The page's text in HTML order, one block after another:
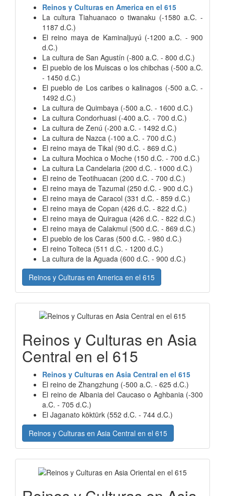
Reinos y Culturas en America en el 615
La cultura Tiahuanaco o tiwanaku (-1580 a.C. -
1187 d.C.)
El reino maya de Kaminaljuyú (-1200 a.C. - 900
d.C.)
La cultura de San Agustín (-800 a.C. - 800 d.C.)
El pueblo de los Muiscas o los chibchas (-500 a.C.
- 1450 d.C.)
El pueblo de Los caribes o kalinagos (-500 a.C. -
1492 d.C.)
La cultura de Quimbaya (-500 a.C. - 1600 d.C.)
La cultura Condorhuasi (-400 a.C. - 700 d.C.)
La cultura de Zenú (-200 a.C. - 1492 d.C.)
La cultura de Nazca (-100 a.C. - 700 d.C.)
El reino maya de Tikal (90 d.C. - 869 d.C.)
La cultura Mochica o Moche (150 d.C. - 700 d.C.)
La cultura La Candelaria (200 d.C. - 1000 d.C.)
El reino de Teotihuacan (200 d.C. - 700 d.C.)
El reino maya de Tazumal (250 d.C. - 900 d.C.)
El reino maya de Caracol (331 d.C. - 859 d.C.)
El reino maya de Copan (426 d.C. - 822 d.C.)
El reino maya de Quiragua (426 d.C. - 822 d.C.)
El reino maya de Calakmul (500 d.C. - 869 d.C.)
El pueblo de los Caras (500 d.C. - 980 d.C.)
El reino Tolteca (511 d.C. - 1200 d.C.)
La cultura de la Aguada (600 d.C. - 900 d.C.)
Reinos y Culturas en America en el 615
Reinos y Culturas en Asia
Central en el 615
Reinos y Culturas en Asia Central en el 615
El reino de Zhangzhung (-500 a.C. - 625 d.C.)
El reino de Albania del Caucaso o Aghbania (-300
a.C. - 705 d.C.)
El Jaganato köktürk (552 d.C. - 744 d.C.)
Reinos y Culturas en Asia Central en el 615